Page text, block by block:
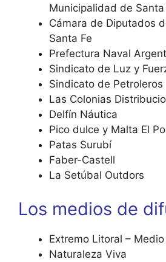
Municipalidad de Santa
Cámara de Diputados
Santa Fe
Prefectura Naval
Sindicato de Luz y
Sindicato de Petroleros
Las Colonias
Delfín Náutica
Pico dulce y Malta El
Patas Surubí
Faber-Castell
La Setúbal Outdors
Los medios de
Extremo Litoral –
Naturaleza Viva